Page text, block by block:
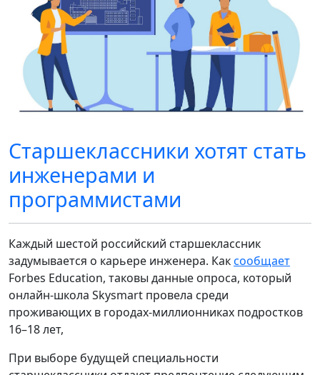
Старшеклассники хотят стать
инженерами и
программистами
Каждый шестой российский старшеклассник
задумывается о карьере инженера. Каксообщает
Forbes Education, таковы данные опроса, который
онлайн-школа Skysmart провела среди
проживающих в городах-миллионниках подростков
16–18 лет,
При выборе будущей специальности